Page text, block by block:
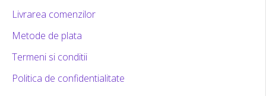
Livrarea comenzilor
Metode de plata
Termeni si conditii
Politica de confidentialitate